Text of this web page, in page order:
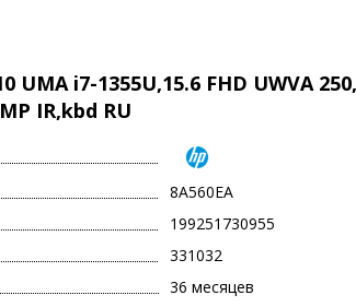
i7-1355U,15.6 FHD UWVA
IR,kbd RU
8A560EA
199251730955
331032
36 месяцев